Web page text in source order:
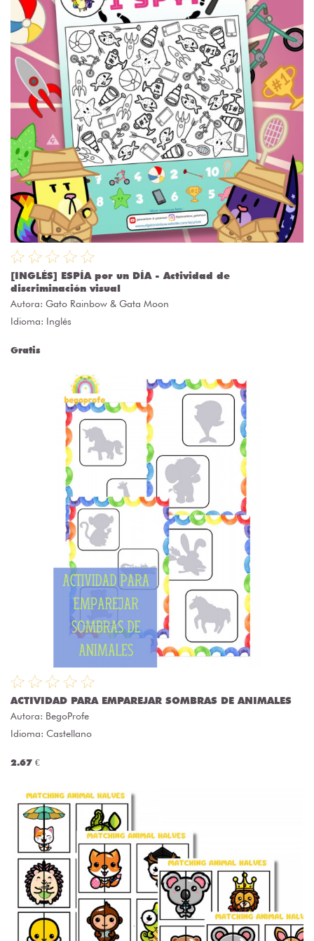
[INGLÉS] ESPÍA por un DÍA - Actividad de
discriminación visual
Autora: Gato Rainbow & Gata Moon
Idioma: Inglés
Gratis
ACTIVIDAD PARA EMPAREJAR SOMBRAS DE ANIMALES
Autora: BegoProfe
Idioma: Castellano
2.67 €